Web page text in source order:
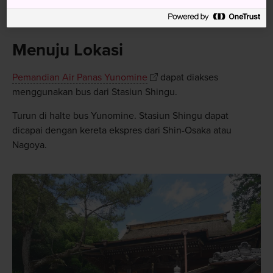
ini mengadakan festival mata air panas lokal
Menuju Lokasi
Pemandian Air Panas Yunomine
dapat diakses
menggunakan bus dari Stasiun Shingu.
Turun di halte bus Yunomine. Stasiun Shingu dapat
dicapai dengan kereta ekspres dari Shin-Osaka atau
Nagoya.